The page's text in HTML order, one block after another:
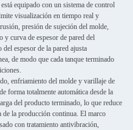
equipado con un sistema de control
visualización en tiempo real y
presión de sujeción del molde,
y curva de espesor de pared del
espesor de la pared ajusta
de modo que cada tanque terminado
enfriamiento del molde y varillaje de
forma totalmente automática desde la
del producto terminado, lo que reduce
de la producción continua. El marco
con tratamiento antivibración,